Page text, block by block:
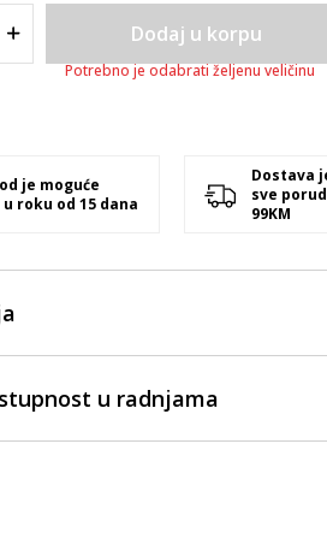
Dodaj u korpu
Potrebno je odabrati željenu veličinu
je moguće
roku od 15 dana
Dostava
sve
99KM
u radnjama